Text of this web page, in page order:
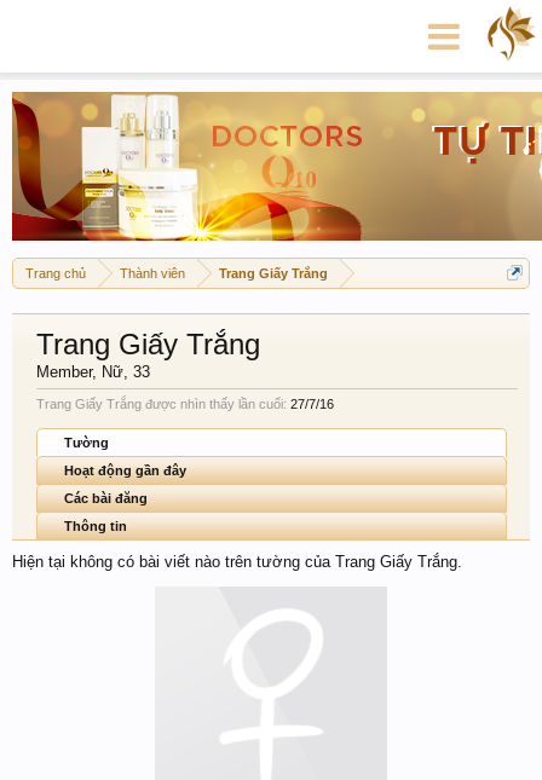
Trang chủ Thành viên Trang Giấy Trắng
Trang Giấy Trắng
Member, Nữ, 33
Trang Giấy Trắng được nhìn thấy lần cuối: 27/7/16
Tường
Hoạt động gần đây
Các bài đăng
Thông tin
Hiện tại không có bài viết nào trên tường của Trang Giấy Trắng.